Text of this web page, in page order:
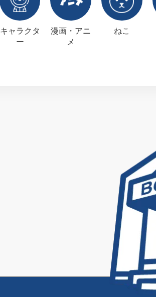
キャラクタ
ー
漫画・アニ
メ
ねこ